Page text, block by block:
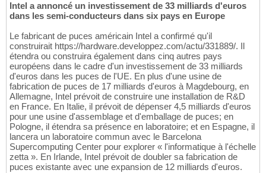
Intel a annoncé un investissement de 33 milliards d'euros
dans les semi-conducteurs dans six pays en Europe
Le fabricant de puces américain Intel a confirmé qu'il
construirait https://hardware.developpez.com/actu/331889/. Il
étendra ou construira également dans cinq autres pays
européens dans le cadre d'un investissement de 33 milliards
d'euros dans les puces de l'UE. En plus d'une usine de
fabrication de puces de 17 milliards d'euros à Magdebourg, en
Allemagne, Intel prévoit de construire une installation de R&D
en France. En Italie, il prévoit de dépenser 4,5 milliards d'euros
pour une usine d'assemblage et d'emballage de puces; en
Pologne, il étendra sa présence en laboratoire; et en Espagne, il
lancera un laboratoire commun avec le Barcelona
Supercomputing Center pour explorer « l'informatique à l'échelle
zetta ». En Irlande, Intel prévoit de doubler sa fabrication de
puces existante avec une expansion de 12 milliards d'euros.